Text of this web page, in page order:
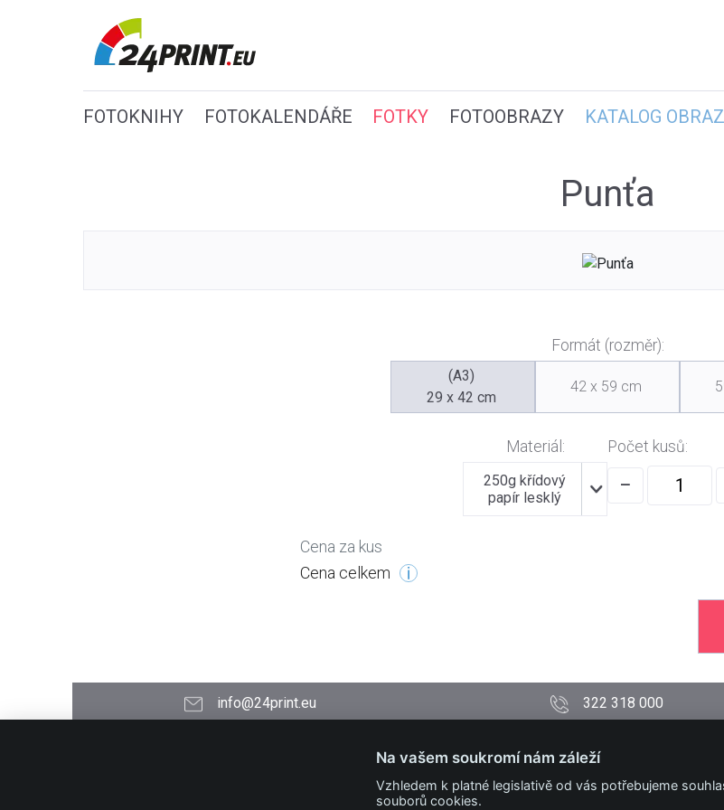
FOTOKNIHY FOTOKALENDÁŘE FOTKY FOTOOBRAZY KATALOG
Punťa
Formát (rozměr):
(A3)
29 x 42 cm
42 x 59 cm
Materiál:
250g křídový
papír lesklý
Počet kusů:
−
Cena za kus
Cena celkem
info@24print.eu 322 318 000
PODMÍNKY
Technické podmínky
Na vašem soukromí nám záleží
Vzhledem k platné legislativě od vás potřebujeme
souborů cookies.